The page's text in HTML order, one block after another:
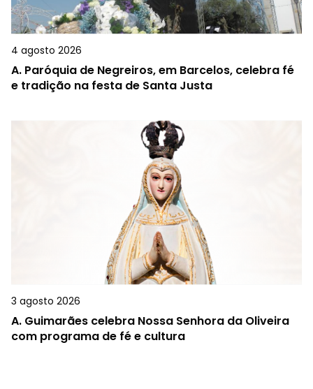
4 agosto 2026
A. Paróquia de Negreiros, em Barcelos, celebra fé
e tradição na festa de Santa Justa
3 agosto 2026
A. Guimarães celebra Nossa Senhora da Oliveira
com programa de fé e cultura